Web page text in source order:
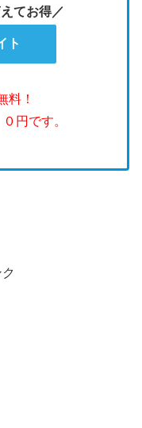
てお得／
ト
料！
円です。